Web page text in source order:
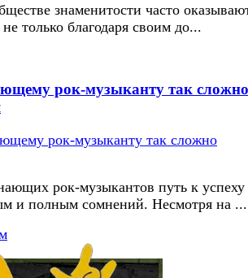
знаменитости часто
только благодаря своим до...
рок-музыканту так сложно
рок-музыкантов путь к успеху
и полным сомнений. Несмотря на ...